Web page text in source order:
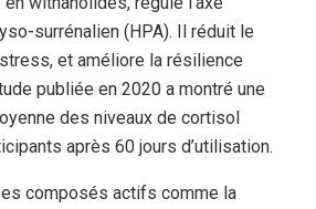
surrénalien (HPA). Il réduit le
et améliore la résilience
publiée en 2020 a montré une
des niveaux de cortisol
après 60 jours d’utilisation.
composés actifs comme la